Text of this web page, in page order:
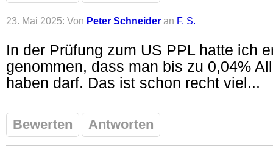
23. Mai 2025: Von Peter Schneider an F. S.
In der Prüfung zum US PPL hatte ich
genommen, dass man bis zu 0,04%
haben darf. Das ist schon recht viel...
Bewerten Antworten